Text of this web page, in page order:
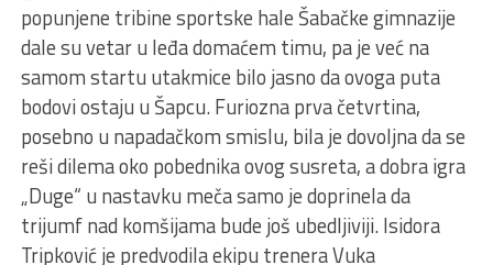
popunjene tribine sportske hale Šabačke gimnazije
dale su vetar u leđa domaćem timu, pa je već na
samom startu utakmice bilo jasno da ovoga puta
bodovi ostaju u Šapcu. Furiozna prva četvrtina,
posebno u napadačkom smislu, bila je dovoljna da se
reši dilema oko pobednika ovog susreta, a dobra igra
„Duge“ u nastavku meča samo je doprinela da
trijumf nad komšijama bude još ubedljiviji. Isidora
Tripković je predvodila ekipu trenera Vuka